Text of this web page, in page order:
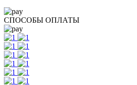
СПОСОБЫ ОПЛАТЫ